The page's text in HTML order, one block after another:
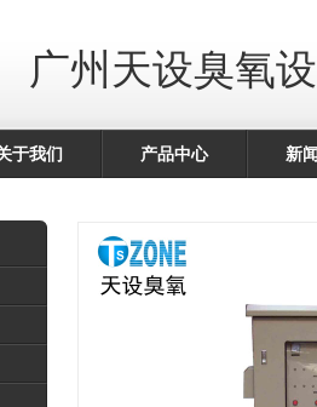
广州天设臭氧
于我们 产品中心 新